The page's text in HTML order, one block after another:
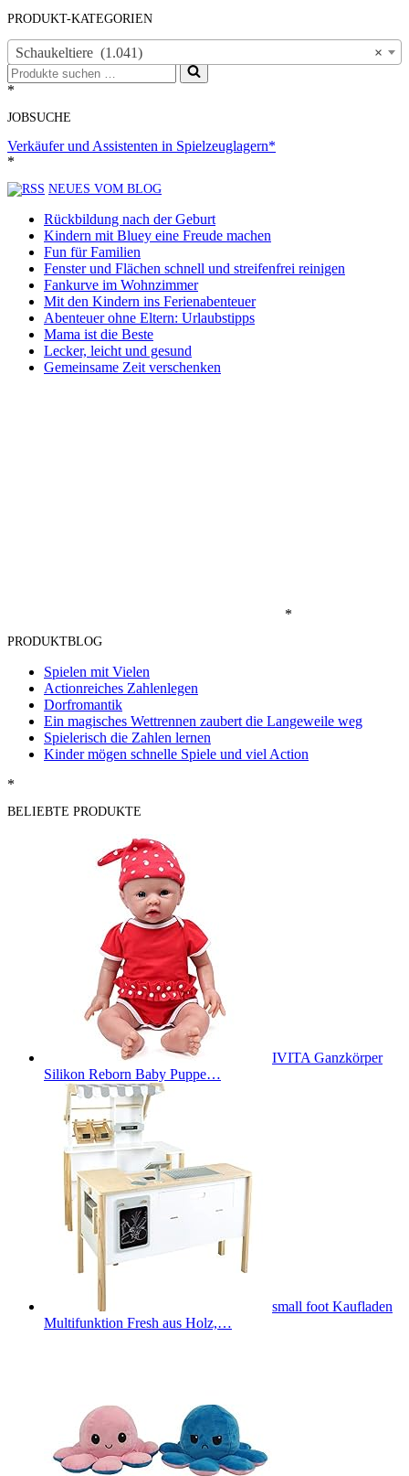
PRODUKT-KATEGORIEN
×
Schaukeltiere (1.041)
Suchen
nach …
*
JOBSUCHE
Verkäufer und Assistenten in Spielzeuglagern*
*
NEUES VOM BLOG
Rückbildung nach der Geburt
Kindern mit Bluey eine Freude machen
Fun für Familien
Fenster und Flächen schnell und streifenfrei reinigen
Fankurve im Wohnzimmer
Mit den Kindern ins Ferienabenteuer
Abenteuer ohne Eltern: Urlaubstipps
Mama ist die Beste
Lecker, leicht und gesund
Gemeinsame Zeit verschenken
*
PRODUKTBLOG
Spielen mit Vielen
Actionreiches Zahlenlegen
Dorfromantik
Ein magisches Wettrennen zaubert die Langeweile weg
Spielerisch die Zahlen lernen
Kinder mögen schnelle Spiele und viel Action
*
BELIEBTE PRODUKTE
IVITA Ganzkörper
Silikon Reborn Baby Puppe…
small foot Kaufladen
Multifunktion Fresh aus Holz,…